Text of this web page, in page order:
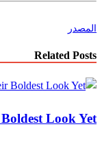
المصدر
Related Posts
Look Yet